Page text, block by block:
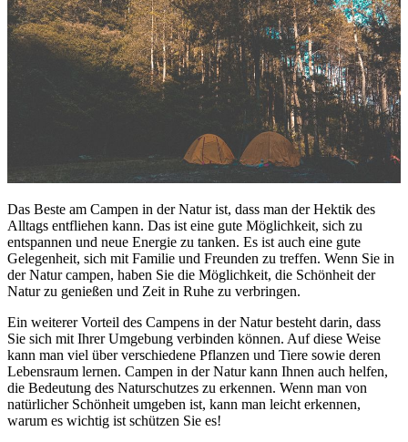
Das Beste am Campen in der Natur ist, dass man der Hektik des
Alltags entfliehen kann. Das ist eine gute Möglichkeit, sich zu
entspannen und neue Energie zu tanken. Es ist auch eine gute
Gelegenheit, sich mit Familie und Freunden zu treffen. Wenn Sie in
der Natur campen, haben Sie die Möglichkeit, die Schönheit der
Natur zu genießen und Zeit in Ruhe zu verbringen.
Ein weiterer Vorteil des Campens in der Natur besteht darin, dass
Sie sich mit Ihrer Umgebung verbinden können. Auf diese Weise
kann man viel über verschiedene Pflanzen und Tiere sowie deren
Lebensraum lernen. Campen in der Natur kann Ihnen auch helfen,
die Bedeutung des Naturschutzes zu erkennen. Wenn man von
natürlicher Schönheit umgeben ist, kann man leicht erkennen,
warum es wichtig ist schützen Sie es!